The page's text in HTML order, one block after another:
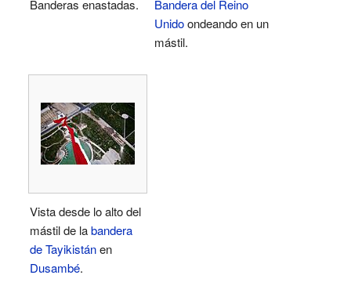
Banderas enastadas.
Bandera del Reino
Unidoondeando en un
mástil.
Vista desde lo alto del
mástil de labandera
de Tayikistánen
Dusambé.